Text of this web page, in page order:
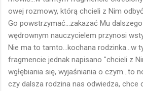
owej rozmowy, którą chcieli z Nim
Go powstrzymać...zakazać Mu
wędrownym nauczycielem przynosi
Nie ma to tamto...kochana rodzinka...w
fragmencie jednak napisano "chcieli z
wgłębiania się, wyjaśniania o czym...to
czy dalsza rodzina nas odwiedza, chce